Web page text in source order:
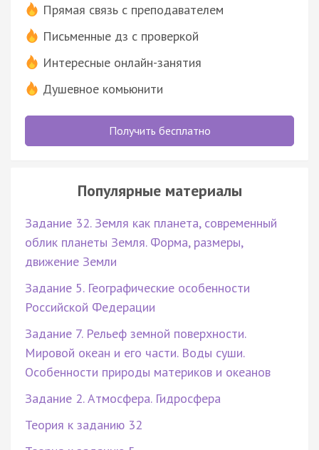
Прямая связь с преподавателем
Письменные дз с проверкой
Интересные онлайн-занятия
Душевное комьюнити
Получить бесплатно
Популярные материалы
Задание 32. Земля как планета, современный
облик планеты Земля. Форма, размеры,
движение Земли
Задание 5. Географические особенности
Российской Федерации
Задание 7. Рельеф земной поверхности.
Мировой океан и его части. Воды суши.
Особенности природы материков и океанов
Задание 2. Атмосфера. Гидросфера
Теория к заданию 32